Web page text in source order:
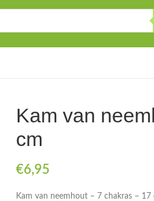
Kam van
cm
€6,95
Kam van neemhout – 7 chakras – 17